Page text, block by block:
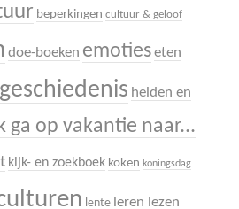
beperkingen cultuur & geloof
doe-boeken emotieseten
geschiedenis helden en
ga op vakantie naar...
kijk- en zoekboek koken koningsdag
lente leren lezen